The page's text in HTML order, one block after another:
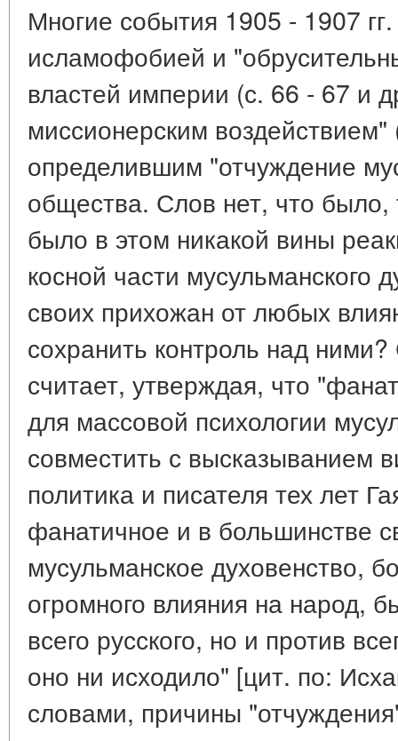
Многие события 1905 - 1907
исламофобией и
властей империи (с. 66 - 67 и
миссионерским
определившим "отчуждение
общества. Слов нет, что
было в этом никакой вины
косной части мусульманского
своих прихожан от любых
сохранить контроль над
считает, утверждая, что
для массовой психологии
совместить с высказыванием
политика и писателя тех лет
фанатичное и в большинстве
мусульманское духовенство,
огромного влияния на народ,
всего русского, но и против
оно ни исходило" [цит. по:
словами, причины